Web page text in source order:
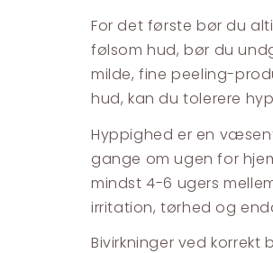
For det første bør du
følsom hud, bør du
milde, fine peeling-
hud, kan du tolerere
Hyppighed er en
gange om ugen for
mindst 4-6 ugers
irritation, tørhed og
Bivirkninger ved